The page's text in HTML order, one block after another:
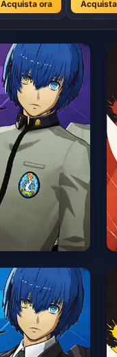
Acquista ora